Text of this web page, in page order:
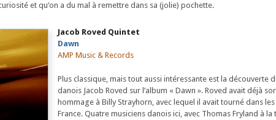
et qu’on a du mal à remettre dans sa (jolie) pochette.
Jacob Roved Quintet
Dawn
AMP Music & Records
Plus classique, mais tout aussi intéressante est la découverte
danois Jacob Roved sur l’album « Dawn ». Roved avait déjà
hommage à Billy Strayhorn, avec lequel il avait tourné dans
France. Quatre musiciens danois ici, avec Thomas Fryland à